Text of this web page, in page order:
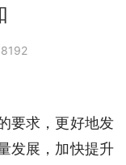
要求，更好地发
发展，加快提升